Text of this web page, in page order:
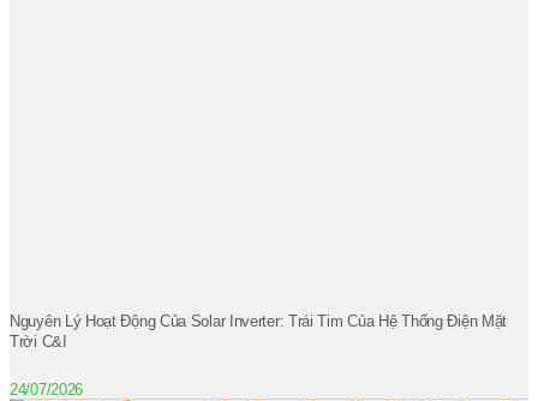
Nguyên Lý Hoạt Động Của Solar Inverter: Trái Tim Của Hệ Thống Điện Mặt
Trời C&I
24/07/2026